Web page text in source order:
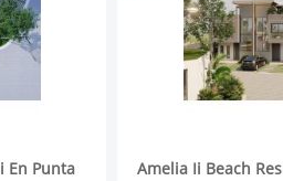
En Punta
Amelia Ii Beach